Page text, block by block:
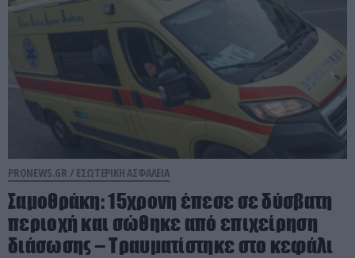
PRONEWS.GR / ΕΣΩΤΕΡΙΚΗ ΑΣΦΑΛΕΙΑ
Σαμοθράκη: 15χρονη έπεσε σε δύσβατη
περιοχή και σώθηκε από επιχείρηση
διάσωσης – Τραυματίστηκε στο κεφάλι